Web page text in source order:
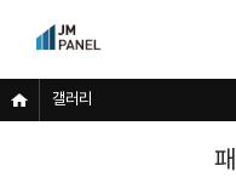
갤러리